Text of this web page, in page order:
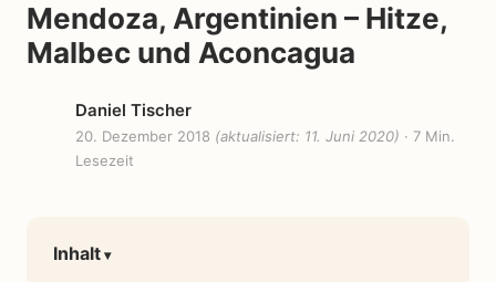
Mendoza, Argentinien – Hitze,
Malbec und Aconcagua
Daniel Tischer
20. Dezember 2018 (aktualisiert: 11. Juni 2020) · 7 Min.
Lesezeit
Inhalt